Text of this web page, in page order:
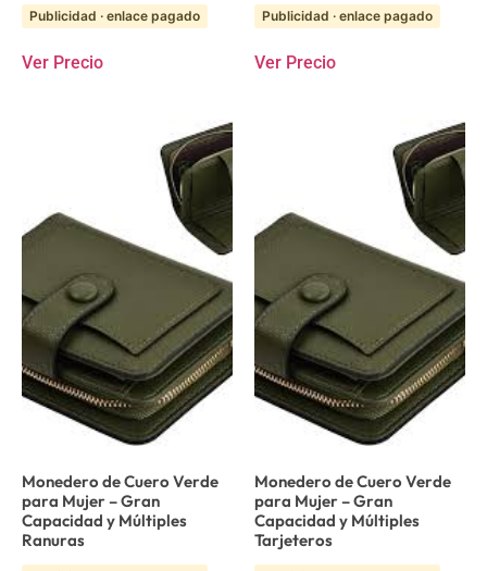
Publicidad · enlace pagado
Ver Precio
Publicidad · enlace pagado
Ver Precio
Monedero de Cuero Verde
para Mujer – Gran
Capacidad y Múltiples
Ranuras
Monedero de Cuero Verde
para Mujer – Gran
Capacidad y Múltiples
Tarjeteros